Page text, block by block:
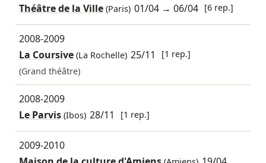
Théâtre de la Ville(Paris) 01/04 →06/04 [6 rep.]
2008-2009
La Coursive(La Rochelle) 25/11
[1 rep.]
(Grand théâtre)
2008-2009
Le Parvis(Ibos) 28/11 [1 rep.]
2009-2010